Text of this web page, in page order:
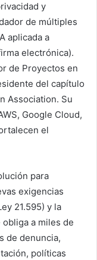
y
de múltiples
aplicada a
electrónica).
de Proyectos en
del capítulo
Association. Su
Google Cloud,
el
para
exigencias
21.595) y la
a miles de
de denuncia,
políticas